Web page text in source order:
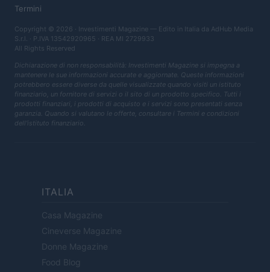
Termini
Copyright © 2026 · Investimenti Magazine — Edito in Italia da AdHub Media
S.r.l. · P.IVA 13542920965 · REA MI 2729933
All Rights Reserved
Dichiarazione di non responsabilità: Investimenti Magazine si impegna a
mantenere le sue informazioni accurate e aggiornate. Queste informazioni
potrebbero essere diverse da quelle visualizzate quando visiti un istituto
finanziario, un fornitore di servizi o il sito di un prodotto specifico. Tutti i
prodotti finanziari, i prodotti di acquisto e i servizi sono presentati senza
garanzia. Quando si valutano le offerte, consultare i Termini e condizioni
dell'istituto finanziario.
ITALIA
Casa Magazine
Cineverse Magazine
Donne Magazine
Food Blog